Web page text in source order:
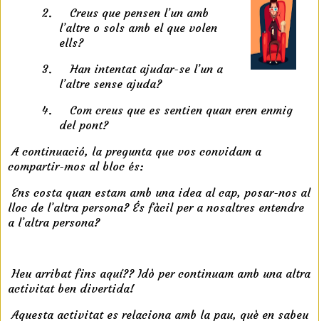
2.
Creus que pensen l’un amb
l’altre o sols amb el que volen
ells?
3.
Han intentat ajudar-se l’un a
l’altre sense ajuda?
4.
Com creus que es sentien quan eren enmig
del pont?r
A continuació, la pregunta que vos convidam a
compartir-mos al bloc és:
Ens costa quan estam amb una idea al cap, posar-nos al
lloc de l’altra persona? És fàcil per a nosaltres entendre
a l’altra persona?
Heu arribat fins aquí?? Idò per continuam amb una altra
activitat ben divertida!
Aquesta activitat es relaciona amb la pau, què en sabeu